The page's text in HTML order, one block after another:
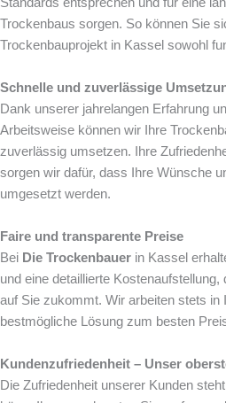
Trockenbaus sorgen. So können Sie
Trockenbauprojekt in Kassel sowohl
Schnelle und zuverlässige
Dank unserer jahrelangen Erfahrung
Arbeitsweise können wir Ihre
zuverlässig umsetzen. Ihre
sorgen wir dafür, dass Ihre Wünsche
umgesetzt werden.
Faire und transparente Preise
Bei Die Trockenbauer in Kassel
und eine detaillierte
auf Sie zukommt. Wir arbeiten stets in
bestmögliche Lösung zum besten
Kundenzufriedenheit – Unser
Die Zufriedenheit unserer Kunden